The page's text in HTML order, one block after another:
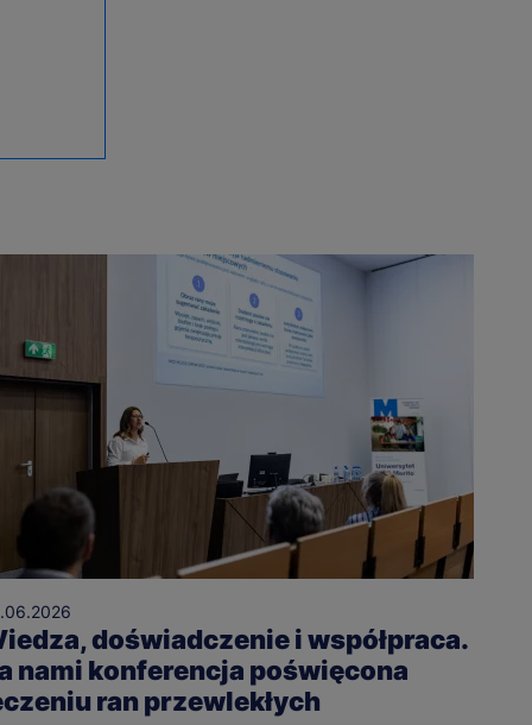
doświadczenie i współpraca.
nami konferencja poświęcona
ran przewlekłych